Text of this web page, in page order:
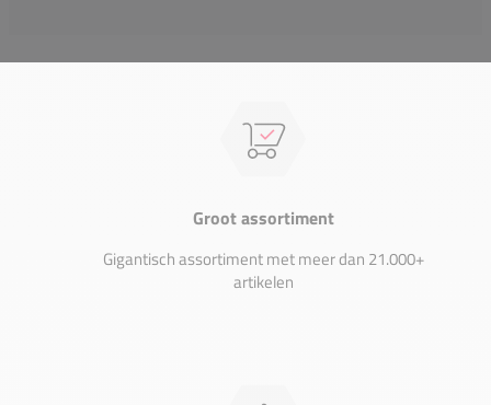
Groot assortiment
Gigantisch assortiment met meer dan 21.000+
artikelen